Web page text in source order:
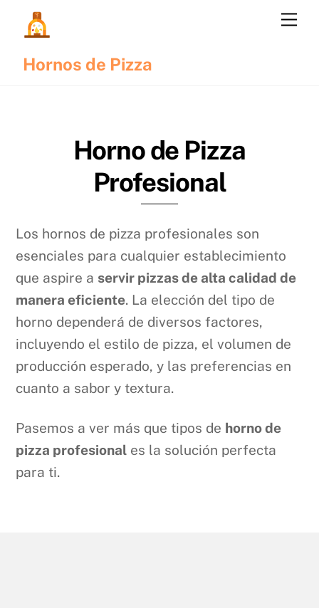
contentHornos de Pizza
Horno de Pizza
Profesional
Los hornos de pizza profesionales son
esenciales para cualquier establecimiento
que aspire a servir pizzas de alta calidad de
manera eficiente. La elección del tipo de
horno dependerá de diversos factores,
incluyendo el estilo de pizza, el volumen de
producción esperado, y las preferencias en
cuanto a sabor y textura.
Pasemos a ver más que tipos de horno de
pizza profesional es la solución perfecta
para ti.